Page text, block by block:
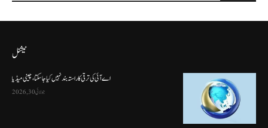
نیشنل
اے آئی کی ترقی کا راستہ بند نہیں کیا جا سکتا، چینی میڈیا
جولائی 30, 2026